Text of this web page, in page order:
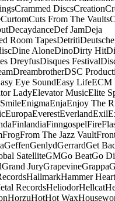
Crammed DiscsCreation
CurtomCuts From The Vaults
DecaydanceDef JamDeja
Room TapesDetriti
Dine AloneDinoDirty Hit
DreyfusDisques Festival
DreambrotherDSC
Eye SoundEasy LifeECM
LadyElevator MusicElite
EnigmaEnjaEnjoy The
EuropaEverestEverlandExil
FinlandiaFinngospelFire
FrogFrom The Jazz Vault
GeffenGenlydGerrardGet
SatelliteGMGo BeatGo
Grand JuryGrapevineGrappa
HallmarkHammer Heart
RecordsHeliodorHellcat
HorzuHotHot Wax